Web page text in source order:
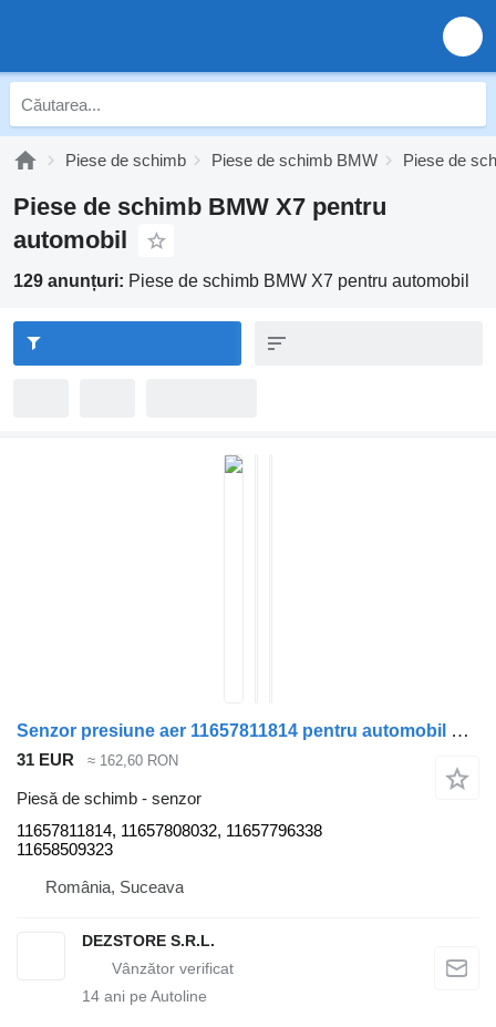
Piese de schimb Piese de schimb BMW Piese de
Piese de schimb BMW X7 pentru
automobil
129 anunțuri: Piese de schimb BMW X7 pentru automobil
Senzor presiune aer 11657811814 pentru automobil BMW X7
31 EUR ≈ 162,60 RON
Piesă de schimb - senzor
11657811814, 11657808032, 11657796338
11658509323
România, Suceava
DEZSTORE S.R.L.
14 ani pe Autoline